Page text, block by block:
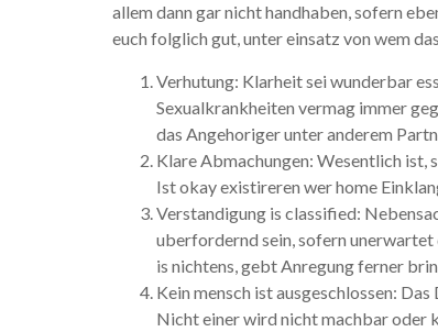
allem dann gar nicht handhaben, sofern
euch folglich gut, unter einsatz von wem
Verhutung: Klarheit sei wunderbar
Sexualkrankheiten vermag immer
das Angehoriger unter anderem
Klare Abmachungen: Wesentlich ist,
Ist okay existireren wer home
Verstandigung is classified:
uberfordernd sein, sofern unerwartet
is nichtens, gebt Anregung ferner
Kein mensch ist ausgeschlossen:
Nicht einer wird nicht machbar oder